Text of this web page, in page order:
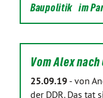
Baupolitik im
Vom Alex
25.09.19 - von
der DDR. Das tat